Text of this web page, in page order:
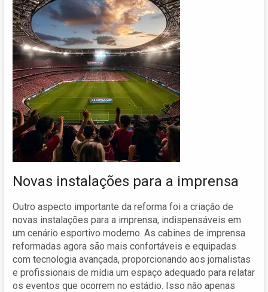
Novas instalações para a imprensa
Outro aspecto importante da reforma foi a criação de
novas instalações para a imprensa, indispensáveis em
um cenário esportivo moderno. As cabines de imprensa
reformadas agora são mais confortáveis e equipadas
com tecnologia avançada, proporcionando aos jornalistas
e profissionais de mídia um espaço adequado para relatar
os eventos que ocorrem no estádio. Isso não apenas